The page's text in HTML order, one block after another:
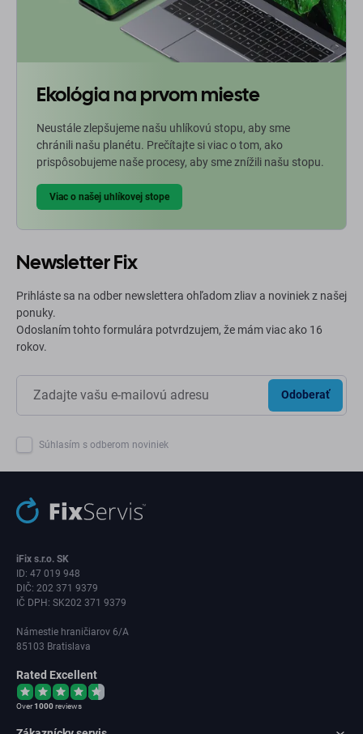
Ekológia na prvom mieste
Neustále zlepšujeme našu uhlíkovú stopu, aby sme
chránili našu planétu. Prečítajte si viac o tom, ako
prispôsobujeme naše procesy, aby sme znížili našu stopu.
Viac o našej uhlíkovej stope
Newsletter Fix
Prihláste sa na odber newslettera ohľadom zliav a noviniek z našej
ponuky.
Odoslaním tohto formulára potvrdzujem, že mám viac ako 16
rokov.
Odoberať
Súhlasím s odberom noviniek
iFix s.r.o. SK
ID: 47 019 948
DIČ: 202 371 9379
IČ DPH: SK202 371 9379
Námestie hraničiarov 6/A
85103 Bratislava
Rated Excellent
Over1000reviews